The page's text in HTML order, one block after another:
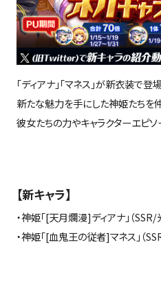
「ディアナ」「マネス」が新衣装で登場
新たな魅力を手にした神姫たちを仲
彼女たちの力やキャラクターエピソ
【新キャラ】
・神姫「[天月爛漫]ディアナ」（SSR/
・神姫「[血鬼王の従者]マネス」（